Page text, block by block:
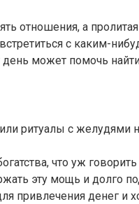
отношения, а
с каким-
день может помочь
ритуалы с желудями
что уж говорить
эту мощь и долго
привлечения денег и